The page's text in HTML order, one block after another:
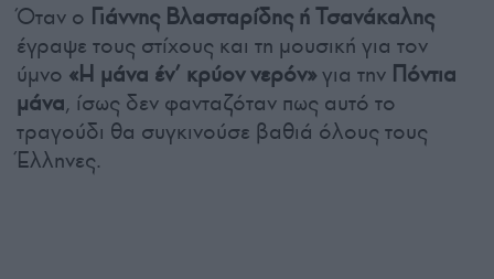
Όταν ο Γιάννης Βλασταρίδης ή Τσανάκαλης
έγραψε τους στίχους και τη μουσική για τον
ύμνο «Η μάνα έν’ κρύον νερόν»για την Πόντια
μάνα, ίσως δεν φανταζόταν πως αυτό το
τραγούδι θα συγκινούσε βαθιά όλους τους
Έλληνες.